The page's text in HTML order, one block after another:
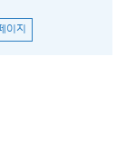
이지